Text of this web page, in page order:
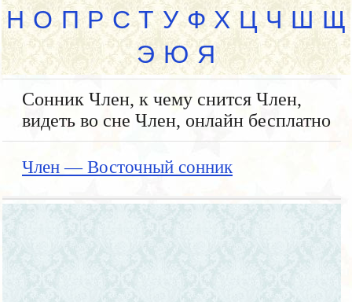
Н О П Р С Т У Ф Х Ц Ч Ш Щ
Э Ю Я
Сонник Член, к чему снится Член,
видеть во сне Член, онлайн бесплатно
Член — Восточный сонник